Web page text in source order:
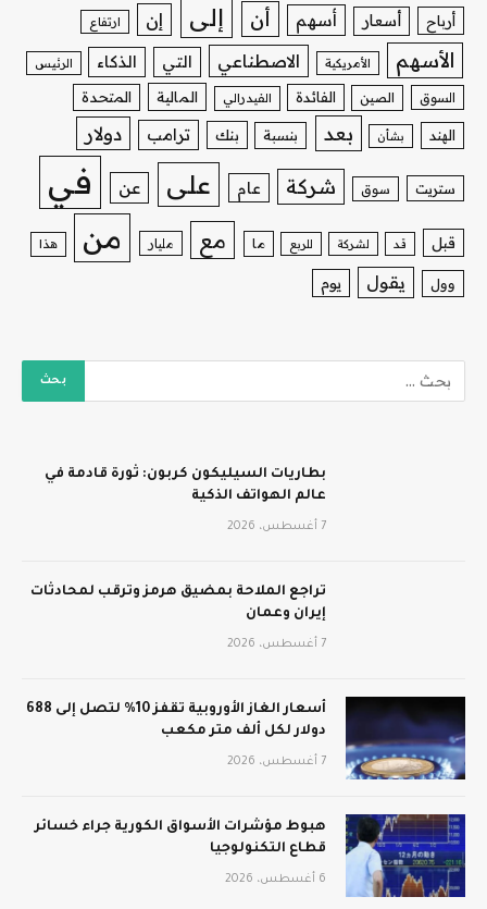
أرباح أسعار أسهم أن إلى إن ارتفاع
الأسهم الأمريكية الاصطناعي التي الذكاء الرئيس
السوق الصين الفائدة الفيدرالي المالية المتحدة
الهند بشأن بعد بنسبة بنك ترامب دولار
ستريت سوق شركة عام على عن في
قبل قد لشركة للربع ما مع مليار من هذا
وول يقول يوم
بطاريات السيليكون كربون: ثورة قادمة في
عالم الهواتف الذكية
7 أغسطس، 2026
تراجع الملاحة بمضيق هرمز وترقب لمحادثات
إيران وعمان
7 أغسطس، 2026
أسعار الغاز الأوروبية تقفز 10% لتصل إلى 688
دولار لكل ألف متر مكعب
7 أغسطس، 2026
هبوط مؤشرات الأسواق الكورية جراء خسائر
قطاع التكنولوجيا
6 أغسطس، 2026